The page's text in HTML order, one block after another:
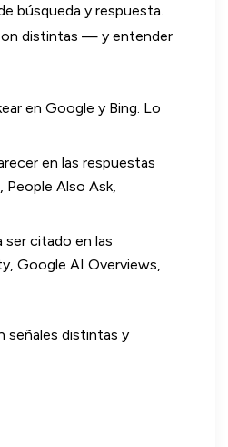
búsqueda y respuesta.
distintas — y entender
en Google y Bing. Lo
en las respuestas
Also Ask,
citado en las
Google AI Overviews,
señales distintas y